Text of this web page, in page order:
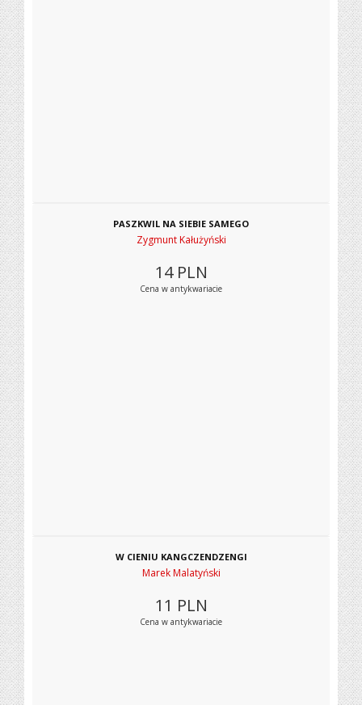
PASZKWIL NA SIEBIE SAMEGO
Zygmunt Kałużyński
14 PLN
Cena w antykwariacie
W CIENIU KANGCZENDZENGI
Marek Malatyński
11 PLN
Cena w antykwariacie